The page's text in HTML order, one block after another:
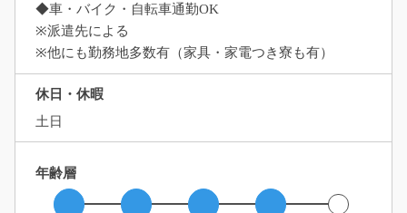
◆車・バイク・自転車通勤OK
※派遣先による
※他にも勤務地多数有（家具・家電つき寮も有）
休日・休暇
土日
年齢層